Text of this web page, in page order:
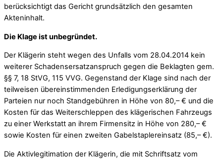
berücksichtigt das Gericht grundsätzlich den gesamten
Akteninhalt.
Die Klage ist unbegründet.
Der Klägerin steht wegen des Unfalls vom 28.04.2014 kein
weiterer Schadensersatzanspruch gegen die Beklagten gem.
§§ 7, 18 StVG, 115 VVG. Gegenstand der Klage sind nach der
teilweisen übereinstimmenden Erledigungserklärung der
Parteien nur noch Standgebühren in Höhe von 80,– € und die
Kosten für das Weiterschleppen des klägerischen Fahrzeugs
zu einer Werkstatt an ihrem Firmensitz in Höhe von 280,– €
sowie Kosten für einen zweiten Gabelstaplereinsatz (85,– €).
Die Aktivlegitimation der Klägerin, die mit Schriftsatz vom